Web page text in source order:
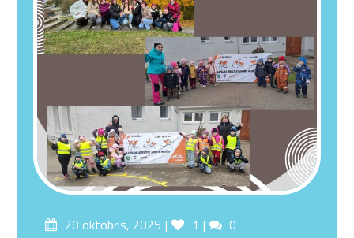
Posted20 oktobris, 2025 Likes
1 Comments
0